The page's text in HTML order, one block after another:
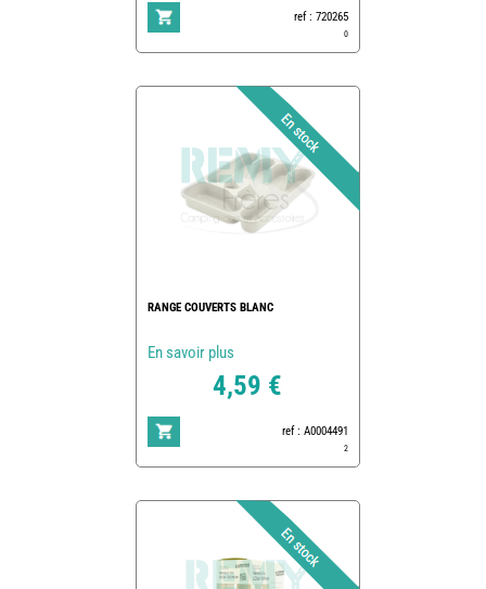
ref : 720265
0
RANGE COUVERTS BLANC
En savoir plus
4,59 €
ref : A0004491
2